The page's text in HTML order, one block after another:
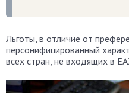
Льготы, в отличие от
персонифицированный
всех стран, не входящих в